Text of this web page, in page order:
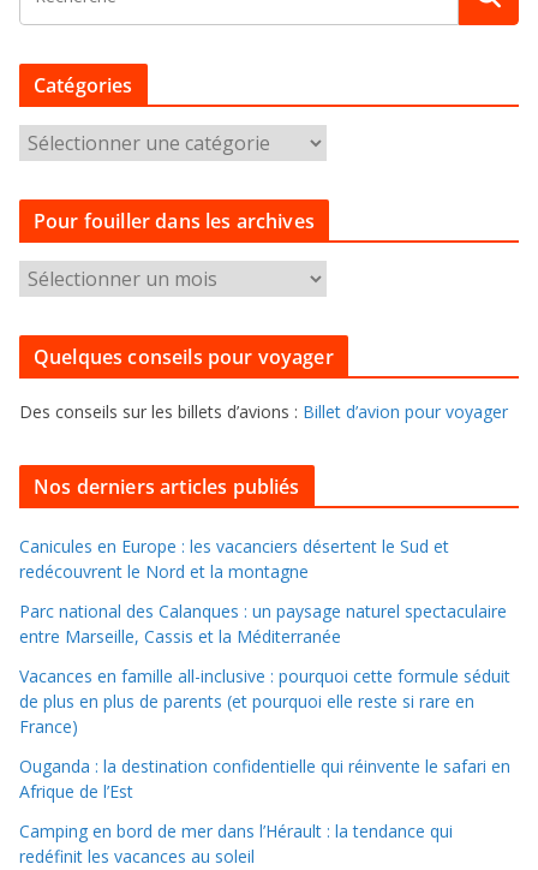
Catégories
a
t
g
e
s
Pour fouiller dans les archives
o
u
o
l
l
e
r
d
a
n
s
e
a
Quelques conseils pour voyager
Des conseils sur les billets d’avions : Billet d’avion pour voyager
Nos derniers articles publiés
Canicules en Europe : les vacanciers désertent le Sud et
redécouvrent le Nord et la montagne
Parc national des Calanques : un paysage naturel spectaculaire
entre Marseille, Cassis et la Méditerranée
Vacances en famille all-inclusive : pourquoi cette formule séduit
de plus en plus de parents (et pourquoi elle reste si rare en
France)
Ouganda : la destination confidentielle qui réinvente le safari en
Afrique de l’Est
Camping en bord de mer dans l’Hérault : la tendance qui
redéfinit les vacances au soleil